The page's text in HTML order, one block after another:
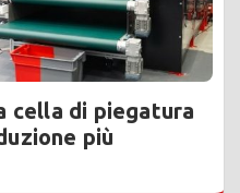
cella di piegatura
più